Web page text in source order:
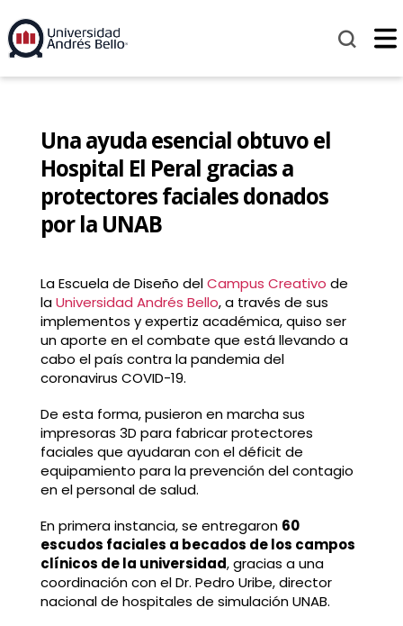
Una ayuda esencial obtuvo el
Hospital El Peral gracias a
protectores faciales donados
por la UNAB
La Escuela de Diseño delCampus Creativo de
laUniversidad Andrés Bello, a través de sus
implementos y expertiz académica, quiso ser
un aporte en el combate que está llevando a
cabo el país contra la pandemia del
coronavirus COVID-19.
De esta forma, pusieron en marcha sus
impresoras 3D para fabricar protectores
faciales que ayudaran con el déficit de
equipamiento para la prevención del contagio
en el personal de salud.
En primera instancia, se entregaron 60
escudos faciales a becados de los campos
clínicos de la universidad, gracias a una
coordinación con el Dr. Pedro Uribe, director
nacional de hospitales de simulación UNAB.